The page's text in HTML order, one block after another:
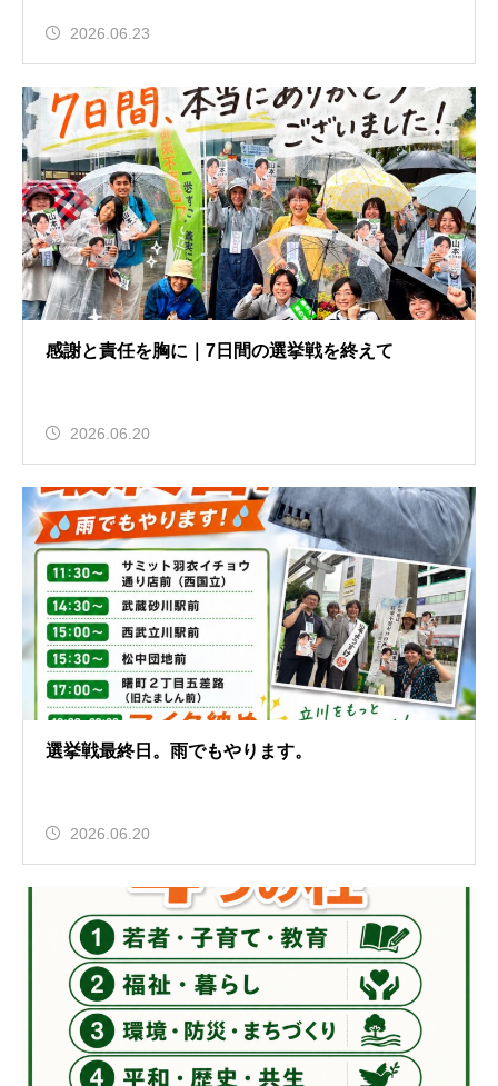
2026.06.23
感謝と責任を胸に｜7日間の選挙戦を終えて
2026.06.20
選挙戦最終日。雨でもやります。
2026.06.20